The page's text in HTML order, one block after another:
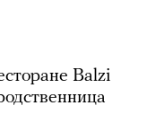
Balzi